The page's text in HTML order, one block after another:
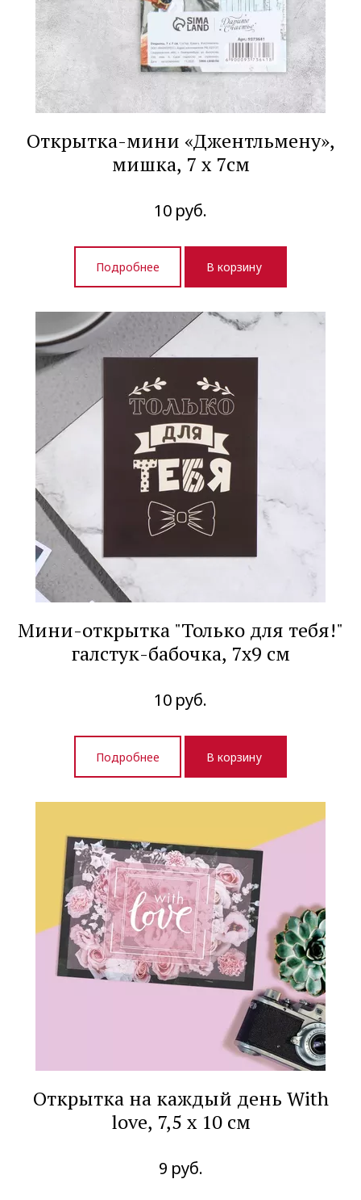
Открытка-мини «Джентльмену»,
мишка, 7 х 7см
10 руб.
Подробнее В корзину
Мини-открытка "Только для тебя!"
галстук-бабочка, 7х9 см
10 руб.
Подробнее В корзину
Открытка на каждый день With
love, 7,5 х 10 см
9 руб.